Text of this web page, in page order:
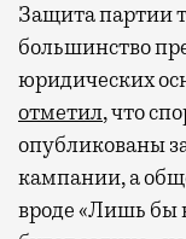
Защита партии
большинство
юридических
отметил, что
опубликованы
кампании, а
вроде «Лишь бы